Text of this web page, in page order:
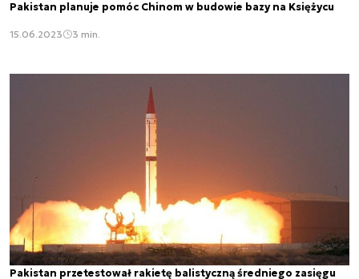
Pakistan planuje pomóc Chinom w budowie bazy na Księżycu
15.06.2023 3 min.
Pakistan przetestował rakietę balistyczną średniego zasięgu